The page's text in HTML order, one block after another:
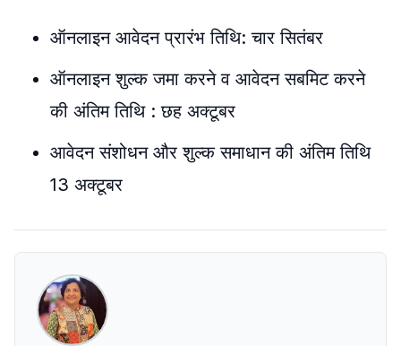
ऑनलाइन आवेदन प्रारंभ तिथि: चार सितंबर
ऑनलाइन शुल्क जमा करने व आवेदन सबमिट करने
की अंतिम तिथि : छह अक्टूबर
आवेदन संशोधन और शुल्क समाधान की अंतिम तिथि
13 अक्टूबर